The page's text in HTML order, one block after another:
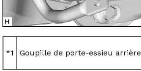
*1 Goupille de porte-essieu arrière